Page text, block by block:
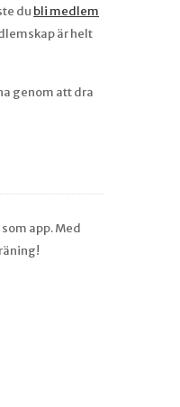
du bli medlem
är helt
genom att dra
app. Med